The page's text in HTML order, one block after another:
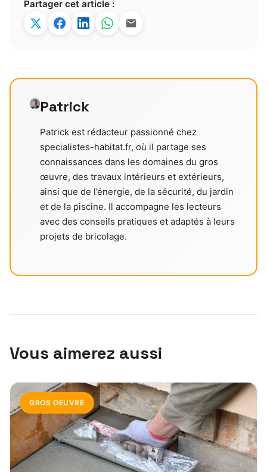
Partager cet article :
Patrick
Patrick est rédacteur passionné chez
specialistes-habitat.fr, où il partage ses
connaissances dans les domaines du gros
œuvre, des travaux intérieurs et extérieurs,
ainsi que de l’énergie, de la sécurité, du jardin
et de la piscine. Il accompagne les lecteurs
avec des conseils pratiques et adaptés à leurs
projets de bricolage.
Vous aimerez aussi
GROS OEUVRE